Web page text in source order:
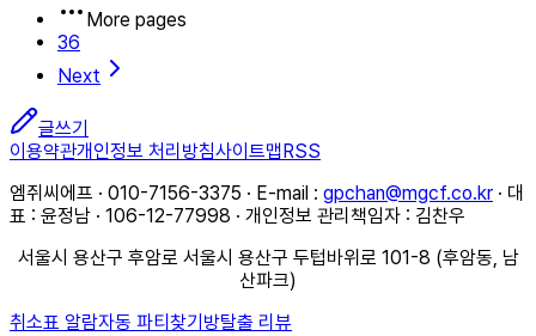
More pages
36
Next
글쓰기
이용약관개인정보 처리방침사이트맵 RSS
엠쥐씨에프 · 010-7156-3375 · E-mail : gpchan@mgcf.co.kr · 대
표 : 윤정남 · 106-12-77998 · 개인정보 관리책임자 : 김찬우
서울시 용산구 후암로 서울시 용산구 두텁바위로 101-8 (후암동, 남
산파크)
취소표 알람자동 파티찾기 방탈출 리뷰